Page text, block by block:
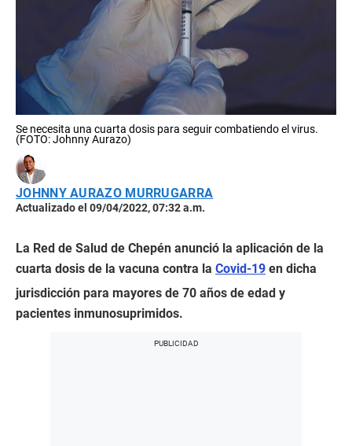
Se necesita una cuarta dosis para seguir combatiendo el virus.
(FOTO: Johnny Aurazo)
JOHNNY AURAZO MURRUGARRA
Actualizado el 09/04/2022, 07:32 a.m.
La Red de Salud de Chepén anunció la aplicación de la
cuarta dosis de la vacuna contra la Covid-19 en dicha
jurisdicción para mayores de 70 años de edad y
pacientes inmunosuprimidos.